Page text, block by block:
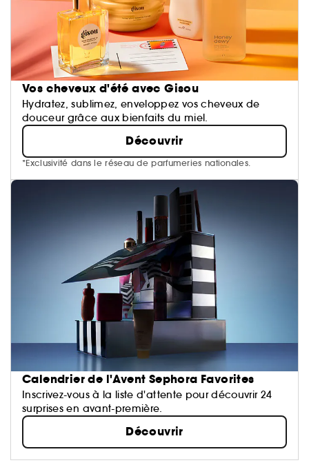
Vos cheveux d'été avec Gisou
Hydratez, sublimez, enveloppez vos cheveux de
douceur grâce aux bienfaits du miel.
Découvrir
*Exclusivité dans le réseau de parfumeries nationales.
Calendrier de l'Avent Sephora Favorites
Inscrivez-vous à la liste d'attente pour découvrir 24
surprises en avant-première.
Découvrir